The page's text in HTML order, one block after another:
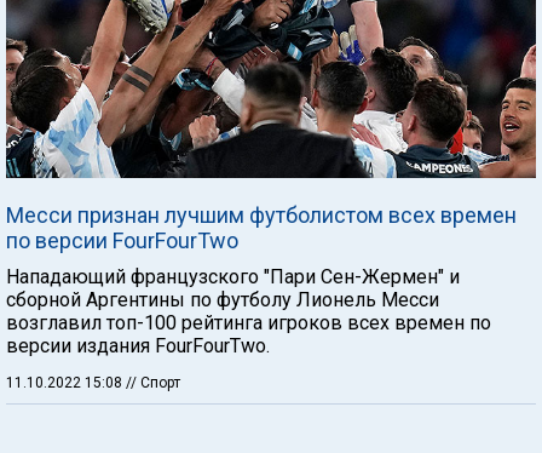
Месси признан лучшим футболистом всех времен
по версии FourFourTwo
Нападающий французского "Пари Сен-Жермен" и
сборной Аргентины по футболу Лионель Месси
возглавил топ-100 рейтинга игроков всех времен по
версии издания FourFourTwo.
11.10.2022 15:08 // Спорт